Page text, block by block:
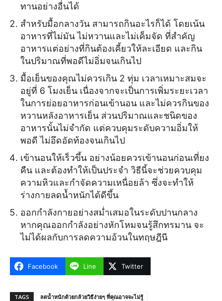
ทานอย่างอื่นได้
สำหรับมื้อกลางวัน สามารถกินอะไรก็ได้ โดยเน้น
อาหารที่ไม่มัน ไม่หวานและไม่เค็มจัด ที่สำคัญ
อาหารแต่อย่างที่กินต้องเคี้ยวให้ละเอียด และกิน
ในปริมาณที่พอดีไม่อิ่มจนเกินไป
มื้อเย็นของคุณไม่ควรเกิน 2 ทุ่ม เวลาเหมาะสมจะ
อยู่ที่ 6 โมงเย็น เนื่องจากจะเป็นการเพิ่มระยะเวลา
ในการย่อยอาหารก่อนเข้านอน และไม่ควรกินของ
หวานหลังอาหารเย็น ส่วนปริมาณและชนิดของ
อาหารนั้นไม่จำกัด แต่ควบคุมระดับความอิ่มให้
พอดี ไม่อึดอัดท้องจนเกินไป
เข้านอนให้เร็วขึ้น อย่างน้อยควรเข้านอนก่อนเที่ยง
คืน และต้องทำให้เป็นประจำ วิธีนี้จะช่วยควบคุม
ความหิวและกำจัดความเหนื่อยล้า ซึ่งจะทำให้
ร่างกายลดน้ำหนักได้ดีขึ้น
ออกกำลังกายอย่างสม่ำเสมอในระดับปานกลาง
หากคุณออกกำลังอย่างหักโหมจนรู้สึกทรมาน จะ
ไม่ได้ผลกับการลดความอ้วนในทฤษฎีนี
Facebook Line Twitter
TAGS ลดน้ำหนักด้วยกล้วยวิธีง่ายๆ ที่คุณอาจจะไม่รู้